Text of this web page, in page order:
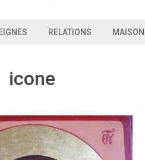
RELATIONS MAISON
icone